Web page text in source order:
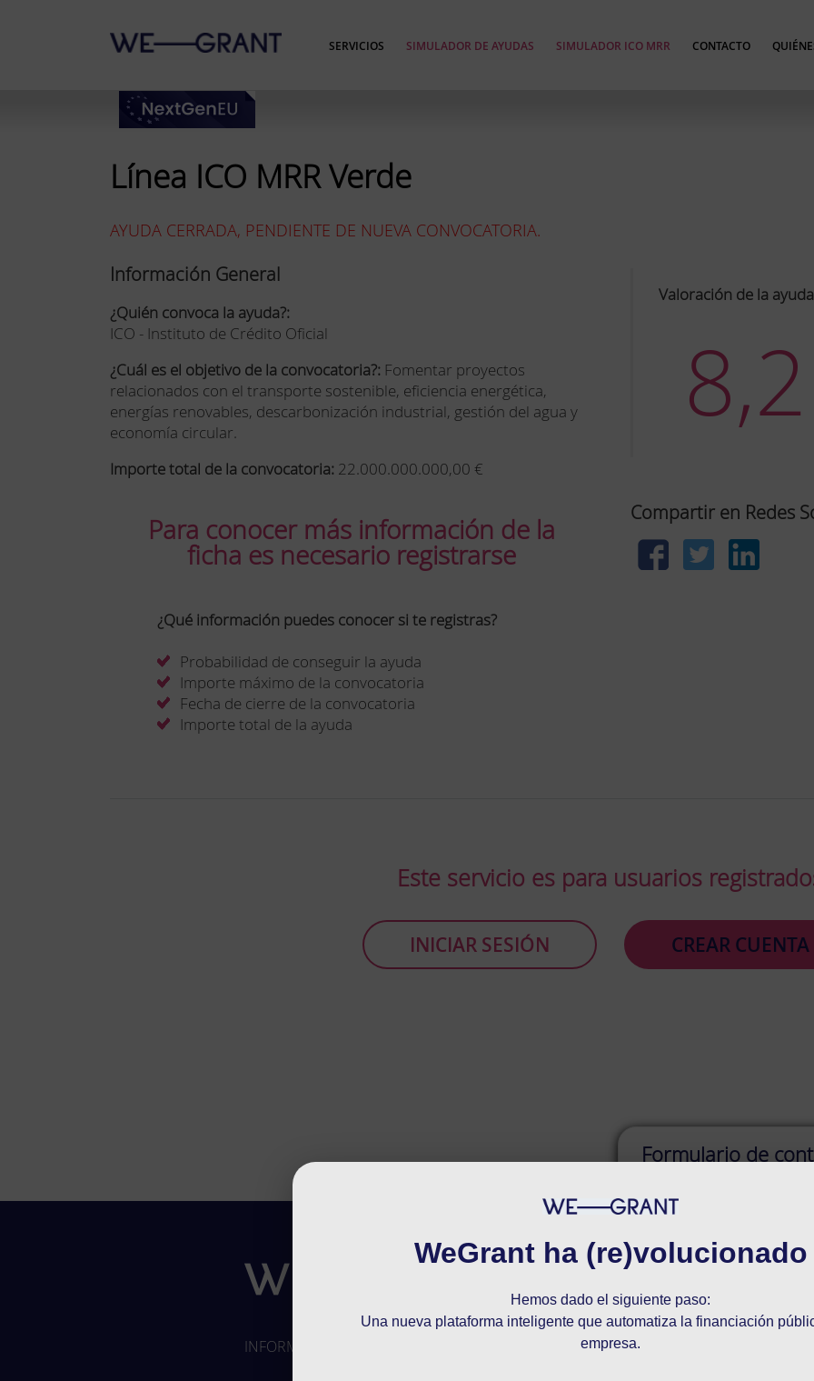
WeGrant ha (re)volucionado
Hemos dado el siguiente paso:
Una nueva plataforma inteligente que automatiza la financiación
empresa.
SERVICIOS SIMULADOR DE AYUDAS SIMULADOR ICO MRR CONTACTO
Línea ICO MRR Verde
AYUDA CERRADA, PENDIENTE DE NUEVA CONVOCATORIA.
Información General
¿Quién convoca la ayuda?:
ICO - Instituto de Crédito Oficial
¿Cuál es el objetivo de la convocatoria?: Fomentar proyectos
relacionados con el transporte sostenible, eficiencia energética,
energías renovables, descarbonización industrial, gestión del agua y
economía circular.
Importe total de la convocatoria: 22.000.000.000,00 €
Para conocer más información de la
ficha es necesario registrarse
¿Qué información puedes conocer si te registras?
Probabilidad de conseguir la ayuda
Importe máximo de la convocatoria
Fecha de cierre de la convocatoria
Importe total de la ayuda
Valoración de la ayuda
8,2
Compartir en Redes
Este servicio es para usuarios
INICIAR SESIÓN CREAR CUENTA
Formulario de
INFORMACIÓN